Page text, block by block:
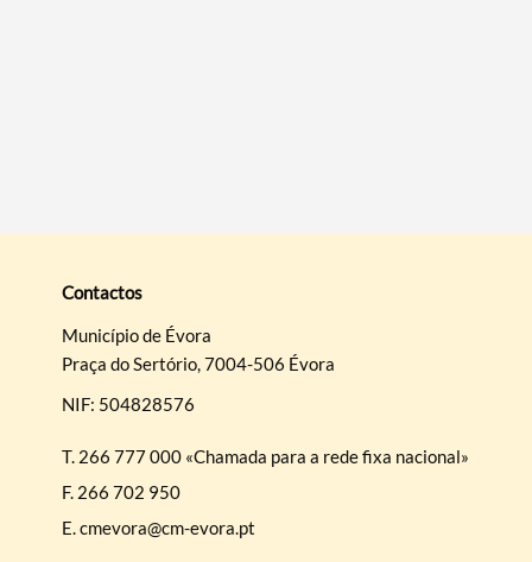
Contactos
Município de Évora
Praça do Sertório, 7004-506 Évora
NIF: 504828576
T. 266 777 000 «Chamada para a rede fixa nacional»
F. 266 702 950
E.cmevora@cm-evora.pt